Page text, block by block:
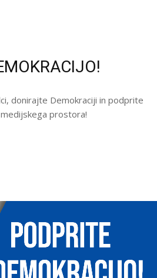
donirajte Demokraciji in podprite
prostora!